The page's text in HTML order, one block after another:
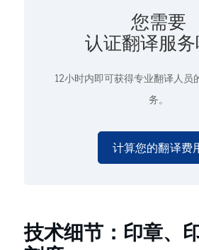
您需要
认证翻译服务
12小时内即可获得专业翻译人员
务。
计算您的翻译费
技术细节：印章、